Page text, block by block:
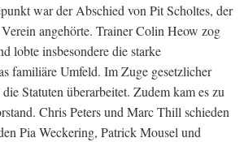
war der Abschied von Pit Scholtes, der
angehörte. Trainer Colin Heow zog
lobte insbesondere die starke
familiäre Umfeld. Im Zuge gesetzlicher
Statuten überarbeitet. Zudem kam es zu
Chris Peters und Marc Thill schieden
Pia Weckering, Patrick Mousel und